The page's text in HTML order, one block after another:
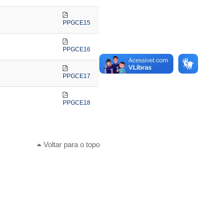
PPGCE15
PPGCE16
PPGCE17
PPGCE18
Voltar para o topo